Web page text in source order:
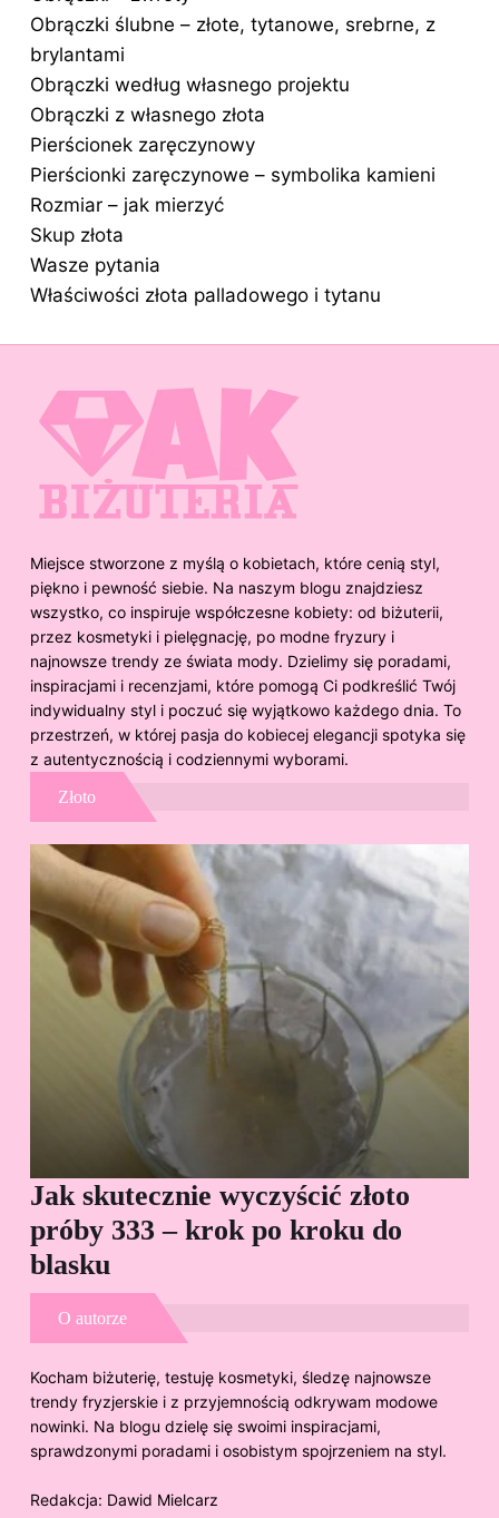
Obrączki ślubne – złote, tytanowe, srebrne, z
brylantami
Obrączki według własnego projektu
Obrączki z własnego złota
Pierścionek zaręczynowy
Pierścionki zaręczynowe – symbolika kamieni
Rozmiar – jak mierzyć
Skup złota
Wasze pytania
Właściwości złota palladowego i tytanu
Miejsce stworzone z myślą o kobietach, które cenią styl,
piękno i pewność siebie. Na naszym blogu znajdziesz
wszystko, co inspiruje współczesne kobiety: od biżuterii,
przez kosmetyki i pielęgnację, po modne fryzury i
najnowsze trendy ze świata mody. Dzielimy się poradami,
inspiracjami i recenzjami, które pomogą Ci podkreślić Twój
indywidualny styl i poczuć się wyjątkowo każdego dnia. To
przestrzeń, w której pasja do kobiecej elegancji spotyka się
z autentycznością i codziennymi wyborami.
Złoto
Jak skutecznie wyczyścić złoto
próby 333 – krok po kroku do
blasku
O autorze
Kocham biżuterię, testuję kosmetyki, śledzę najnowsze
trendy fryzjerskie i z przyjemnością odkrywam modowe
nowinki. Na blogu dzielę się swoimi inspiracjami,
sprawdzonymi poradami i osobistym spojrzeniem na styl.
Redakcja: Dawid Mielcarz